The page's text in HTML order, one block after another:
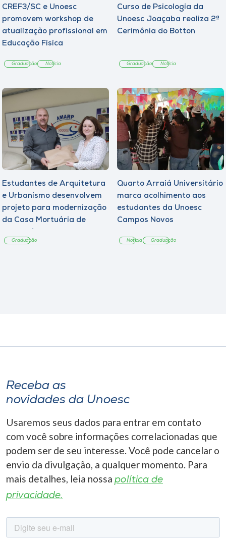
CREF3/SC e Unoesc
promovem workshop de
atualização profissional em
Educação Física
Graduação Notícia
Curso de Psicologia da
Unoesc Joaçaba realiza 2ª
Cerimônia do Botton
Graduação Notícia
Estudantes de Arquitetura
e Urbanismo desenvolvem
projeto para modernização
da Casa Mortuária de
Graduação
Quarto Arraiá Universitário
marca acolhimento aos
estudantes da Unoesc
Campos Novos
Notícia Graduação
Receba as
novidades da Unoesc
Usaremos seus dados para entrar em contato
com você sobre informações correlacionadas que
podem ser de seu interesse. Você pode cancelar o
envio da divulgação, a qualquer momento. Para
mais detalhes, leia nossa política de
privacidade.